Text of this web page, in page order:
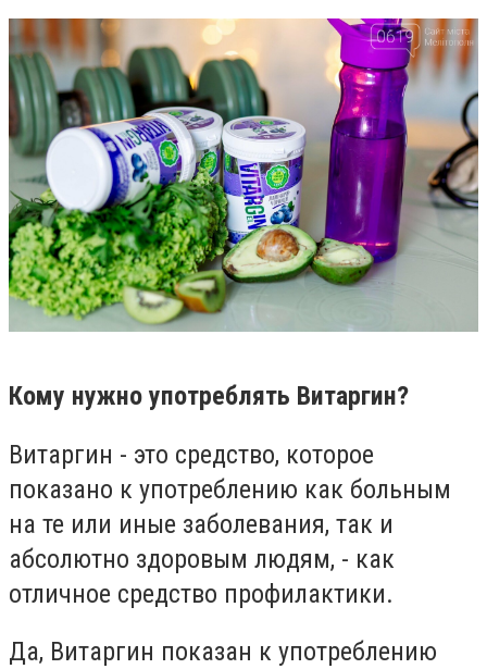
Кому нужно употреблять Витаргин?
Витаргин - это средство, которое
показано к употреблению как больным
на те или иные заболевания, так и
абсолютно здоровым людям, - как
отличное средство профилактики.
Да, Витаргин показан к употреблению